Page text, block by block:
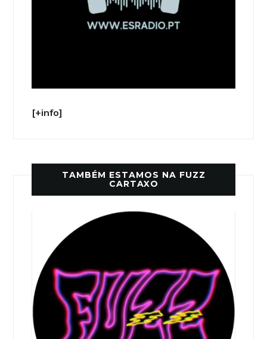
[+info]
TAMBÉM ESTAMOS NA FUZZ
CARTAXO